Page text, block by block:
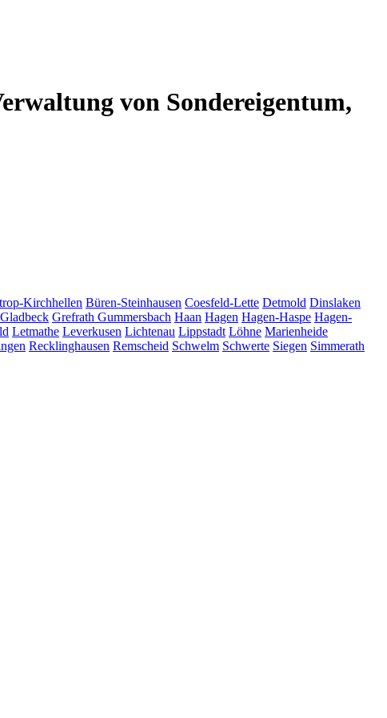
von Sondereigentum,
Kirchhellen Büren-Steinhausen Coesfeld-Lette Detmold Dinslaken
Gladbeck Grefrath Gummersbach Haan Hagen Hagen-Haspe Hagen-
Letmathe Leverkusen Lichtenau Lippstadt Löhne Marienheide
Recklinghausen Remscheid Schwelm Schwerte Siegen Simmerath